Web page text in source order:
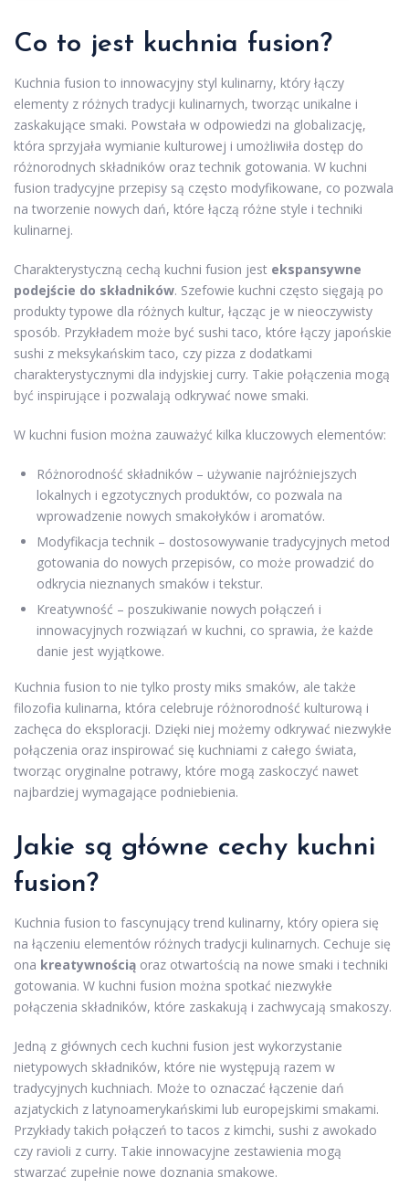
Co to jest kuchnia fusion?
Kuchnia fusion to innowacyjny styl kulinarny, który łączy
elementy z różnych tradycji kulinarnych, tworząc unikalne i
zaskakujące smaki. Powstała w odpowiedzi na globalizację,
która sprzyjała wymianie kulturowej i umożliwiła dostęp do
różnorodnych składników oraz technik gotowania. W kuchni
fusion tradycyjne przepisy są często modyfikowane, co pozwala
na tworzenie nowych dań, które łączą różne style i techniki
kulinarnej.
Charakterystyczną cechą kuchni fusion jest ekspansywne
podejście do składników. Szefowie kuchni często sięgają po
produkty typowe dla różnych kultur, łącząc je w nieoczywisty
sposób. Przykładem może być sushi taco, które łączy japońskie
sushi z meksykańskim taco, czy pizza z dodatkami
charakterystycznymi dla indyjskiej curry. Takie połączenia mogą
być inspirujące i pozwalają odkrywać nowe smaki.
W kuchni fusion można zauważyć kilka kluczowych elementów:
Różnorodność składników – używanie najróżniejszych
lokalnych i egzotycznych produktów, co pozwala na
wprowadzenie nowych smakołyków i aromatów.
Modyfikacja technik – dostosowywanie tradycyjnych metod
gotowania do nowych przepisów, co może prowadzić do
odkrycia nieznanych smaków i tekstur.
Kreatywność – poszukiwanie nowych połączeń i
innowacyjnych rozwiązań w kuchni, co sprawia, że każde
danie jest wyjątkowe.
Kuchnia fusion to nie tylko prosty miks smaków, ale także
filozofia kulinarna, która celebruje różnorodność kulturową i
zachęca do eksploracji. Dzięki niej możemy odkrywać niezwykłe
połączenia oraz inspirować się kuchniami z całego świata,
tworząc oryginalne potrawy, które mogą zaskoczyć nawet
najbardziej wymagające podniebienia.
Jakie są główne cechy kuchni
fusion?
Kuchnia fusion to fascynujący trend kulinarny, który opiera się
na łączeniu elementów różnych tradycji kulinarnych. Cechuje się
ona kreatywnością oraz otwartością na nowe smaki i techniki
gotowania. W kuchni fusion można spotkać niezwykłe
połączenia składników, które zaskakują i zachwycają smakoszy.
Jedną z głównych cech kuchni fusion jest wykorzystanie
nietypowych składników, które nie występują razem w
tradycyjnych kuchniach. Może to oznaczać łączenie dań
azjatyckich z latynoamerykańskimi lub europejskimi smakami.
Przykłady takich połączeń to tacos z kimchi, sushi z awokado
czy ravioli z curry. Takie innowacyjne zestawienia mogą
stwarzać zupełnie nowe doznania smakowe.